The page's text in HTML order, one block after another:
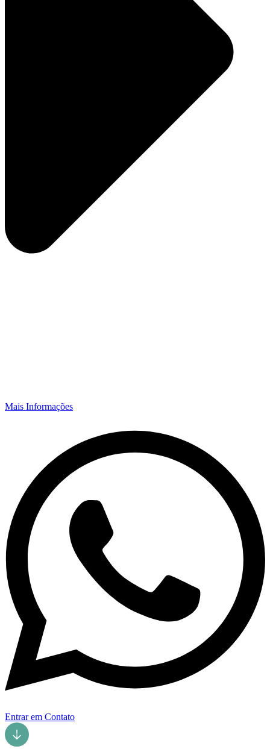
Mais Informações
Entrar em Contato